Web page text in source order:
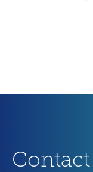
Contact